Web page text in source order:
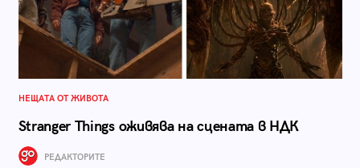
НЕЩАТА ОТ ЖИВОТА
Stranger Things оживява на сцената в НДК
РЕДАКТОРИТЕ